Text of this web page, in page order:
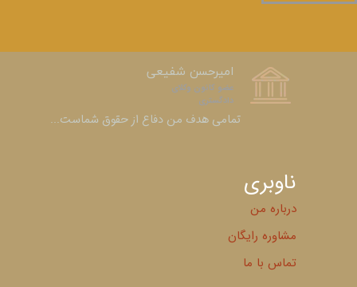
امیرحسن شفیعی
عضو کانون وکلای
دادگستری​​​​​​​
​​​​​​​تمامی هدف من دفاع از حقوق شماست...
ناوبری
درباره من
مشاوره رایگان
تماس با ما